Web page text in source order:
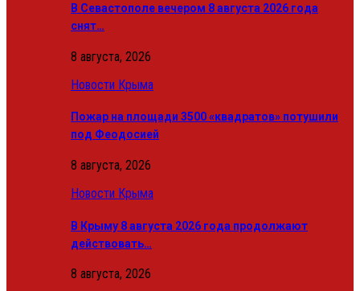
В Севастополе вечером 8 августа 2026 года
снят…
8 августа, 2026
Новости Крыма
Пожар на площади 3500 «квадратов» потушили
под Феодосией
8 августа, 2026
Новости Крыма
В Крыму 8 августа 2026 года продолжают
действовать…
8 августа, 2026